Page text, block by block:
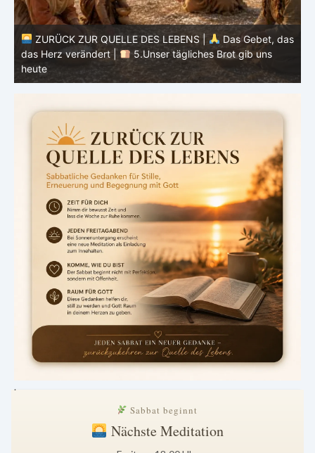
ZURÜCK ZUR QUELLE DES LEBENS |
Das Gebet, das
das Herz verändert |
4.Dein Wille geschehe
.
Sabbat beginnt
Nächste Meditation